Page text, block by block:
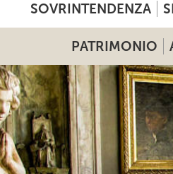
SOVRINTENDENZA
PATRIMONIO